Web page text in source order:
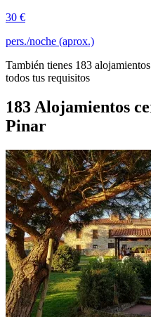
30 €
pers./noche (aprox.)
También tienes 183
todos tus requisitos
183 Alojamientos
Pinar